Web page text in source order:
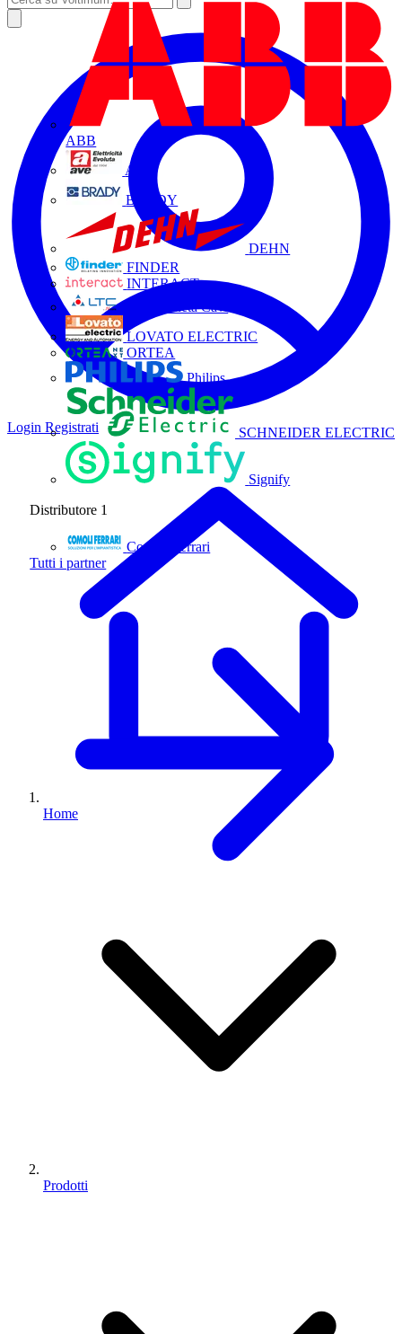
ABB
AVE
BRADY
DEHN
FINDER
INTERACT
La Triveneta Cavi
LOVATO ELECTRIC
ORTEA
Philips
SCHNEIDER ELECTRIC
Signify
Distributore 1
Comoli Ferrari
Tutti i partner
Login Registrati
Home
Prodotti